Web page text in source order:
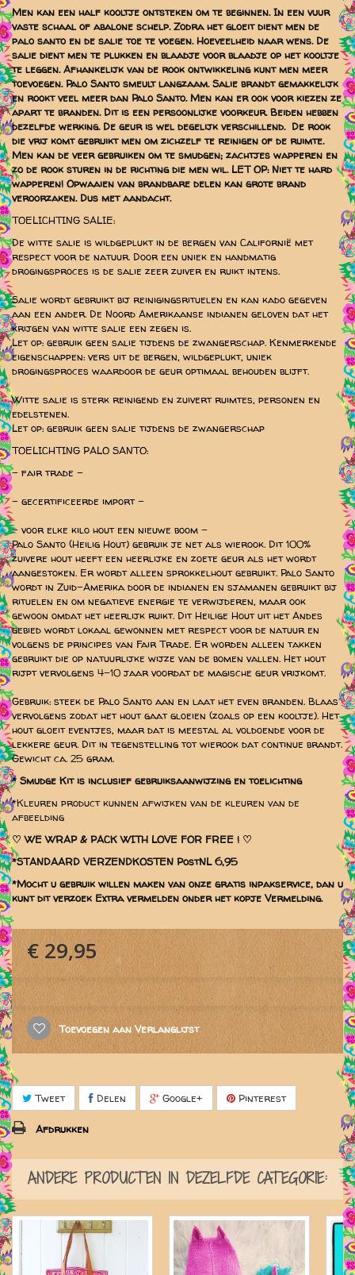
Men kan een half kooltje ontsteken om te beginnen. In een vuur
vaste schaal of abalone schelp. Zodra het gloeit dient men de
palo santo en de salie toe te voegen. Hoeveelheid naar wens. De
salie dient men te plukken en blaadje voor blaadje op het kooltje
te leggen. Afhankelijk van de rook ontwikkeling kunt men meer
toevoegen. Palo Santo smeult langzaam. Salie brandt gemakkelijk
en rookt veel meer dan Palo Santo. Men kan er ook voor kiezen ze
apart te branden. Dit is een persoonlijke voorkeur. Beiden hebben
dezelfde werking. De geur is wel degelijk verschillend. De rook
die vrij komt gebruikt men om zichzelf te reinigen of de ruimte.
Men kan de veer gebruiken om te smudgen; zachtjes wapperen en
zo de rook sturen in de richting die men wil. LET OP: Niet te hard
wapperen! Opwaaien van brandbare delen kan grote brand
veroorzaken. Dus met aandacht.
TOELICHTING SALIE:
De witte salie is wildgeplukt in de bergen van Californië met
respect voor de natuur. Door een uniek en handmatig
drogingsproces is de salie zeer zuiver en ruikt intens.
Salie wordt gebruikt bij reinigingsrituelen en kan kado gegeven
aan een ander. De Noord Amerikaanse indianen geloven dat het
krijgen van witte salie een zegen is.
Let op: gebruik geen salie tijdens de zwangerschap. Kenmerkende
eigenschappen: vers uit de bergen, wildgeplukt, uniek
drogingsproces waardoor de geur optimaal behouden blijft.
Witte salie is sterk reinigend en zuivert ruimtes, personen en
edelstenen.
Let op: gebruik geen salie tijdens de zwangerschap
TOELICHTING PALO SANTO:
- fair trade -
- gecertificeerde import -
- voor elke kilo hout een nieuwe boom -
Palo Santo (Heilig Hout) gebruik je net als wierook. Dit 100%
zuivere hout heeft een heerlijke en zoete geur als het wordt
aangestoken. Er wordt alleen sprokkelhout gebruikt. Palo Santo
wordt in Zuid-Amerika door de indianen en sjamanen gebruikt bij
rituelen en om negatieve energie te verwijderen, maar ook
gewoon omdat het heerlijk ruikt. Dit Heilige Hout uit het Andes
gebied wordt lokaal gewonnen met respect voor de natuur en
volgens de principes van Fair Trade. Er worden alleen takken
gebruikt die op natuurlijke wijze van de bomen vallen. Het hout
rijpt vervolgens 4-10 jaar voordat de magische geur vrijkomt.
Gebruik: steek de Palo Santo aan en laat het even branden. Blaas
vervolgens zodat het hout gaat gloeien (zoals op een kooltje). Het
hout gloeit eventjes, maar dat is meestal al voldoende voor de
lekkere geur. Dit in tegenstelling tot wierook dat continue brandt.
Gewicht ca. 25 gram.
* Smudge Kit is inclusief gebruiksaanwijzing en toelichting
*Kleuren product kunnen afwijken van de kleuren van de
afbeelding
♡ WE WRAP & PACK WITH LOVE FOR FREE ! ♡
*STANDAARD VERZENDKOSTEN PostNL 6,95
*Mocht u gebruik willen maken van onze gratis inpakservice, dan u
kunt dit verzoek Extra vermelden onder het kopje Vermelding.
€ 29,95
Toevoegen aan Verlanglijst
Tweet Delen Google+ Pinterest
Afdrukken
ANDERE PRODUCTEN IN DEZELFDE CATEGORIE: